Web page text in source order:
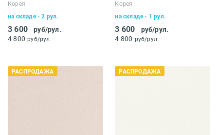
Корея
на складе - 2 рул.
3 600
руб/рул.
4 800 руб/рул.
Корея
на складе - 1 рул.
3 600
руб/рул.
4 800 руб/рул.
РАСПРОДАЖА РАСПРОДАЖА